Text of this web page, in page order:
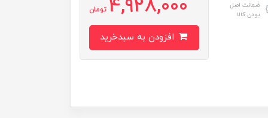
ضمانت اصل
بودن کالا
4,928,000 تومان